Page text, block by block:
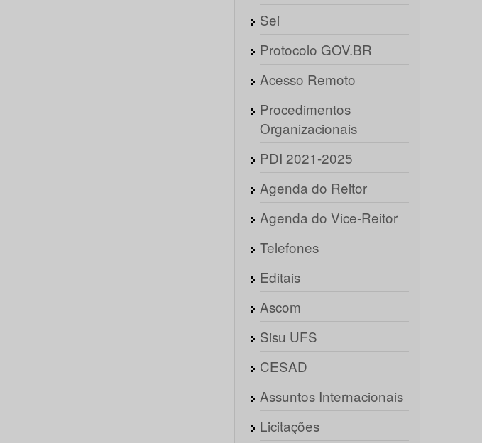
Sei
Protocolo GOV.BR
Acesso Remoto
Procedimentos
Organizacionais
PDI 2021-2025
Agenda do Reitor
Agenda do Vice-Reitor
Telefones
Editais
Ascom
Sisu UFS
CESAD
Assuntos Internacionais
Licitações